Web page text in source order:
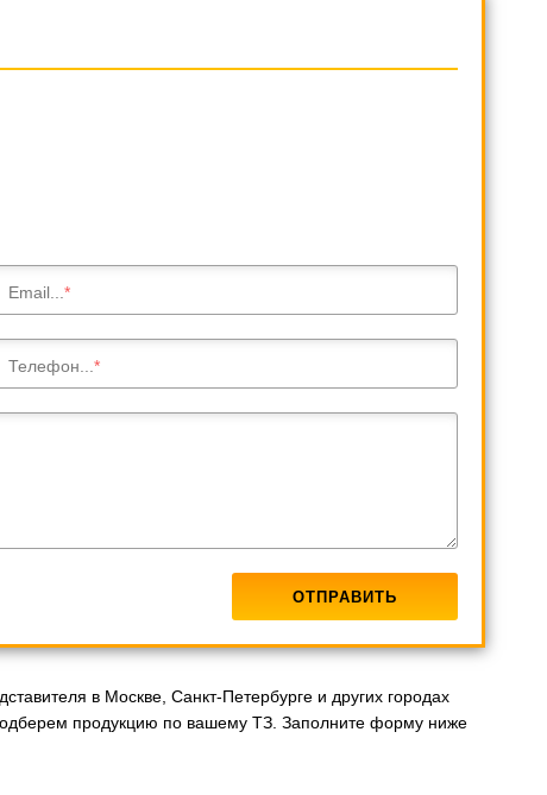
Email...
Телефон...
в Москве, Санкт-Петербурге и других городах
продукцию по вашему ТЗ. Заполните форму ниже